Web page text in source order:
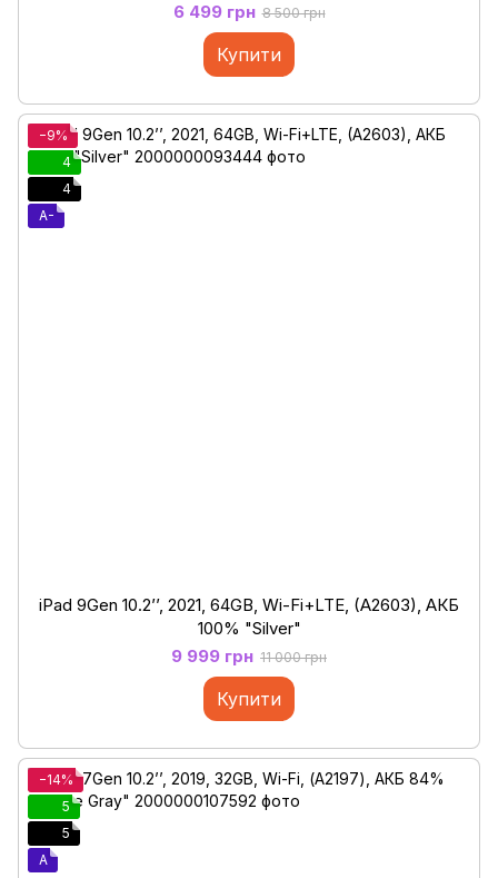
6 499 грн 8 500 грн
Купити
−9%
4
4
A-
iPad 9Gen 10.2’’, 2021, 64GB, Wi-Fi+LTE, (A2603), АКБ
100% "Silver"
9 999 грн 11 000 грн
Купити
−14%
5
5
A